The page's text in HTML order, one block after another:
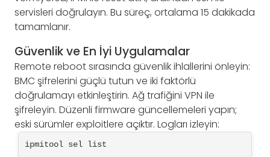
servisleri doğrulayın. Bu süreç, ortalama 15 dakikada
tamamlanır.
Güvenlik ve En İyi Uygulamalar
Remote reboot sırasında güvenlik ihlallerini önleyin:
BMC şifrelerini güçlü tutun ve iki faktörlü
doğrulamayı etkinleştirin. Ağ trafiğini VPN ile
şifreleyin. Düzenli firmware güncellemeleri yapın;
eski sürümler exploitlere açıktır. Logları izleyin:
ipmitool sel list